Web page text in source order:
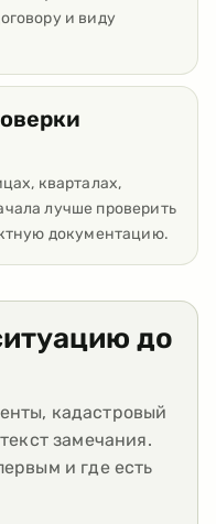
и виду
кварталах,
лучше проверить
документацию.
до
кадастровый
замечания.
и где есть